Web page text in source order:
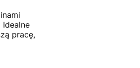
pracę,